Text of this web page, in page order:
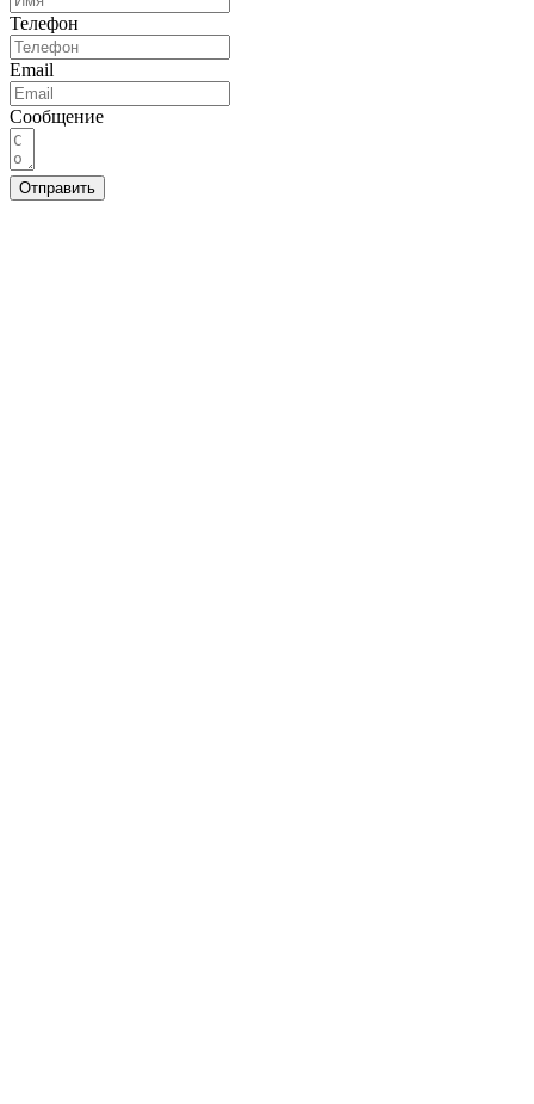
Телефон
Email
Сообщение
Отправить